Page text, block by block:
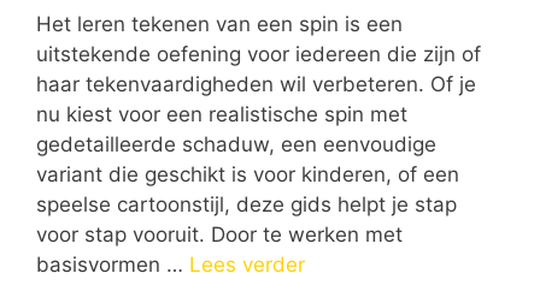
Het leren tekenen van een spin is een
uitstekende oefening voor iedereen die zijn of
haar tekenvaardigheden wil verbeteren. Of je
nu kiest voor een realistische spin met
gedetailleerde schaduw, een eenvoudige
variant die geschikt is voor kinderen, of een
speelse cartoonstijl, deze gids helpt je stap
voor stap vooruit. Door te werken met
basisvormen … Lees verder